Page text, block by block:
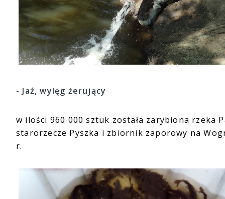
- Jaź, wylęg żerujący
w ilości 960 000 sztuk została zarybiona rzeka
starorzecze Pyszka i zbiornik zaporowy na
r.